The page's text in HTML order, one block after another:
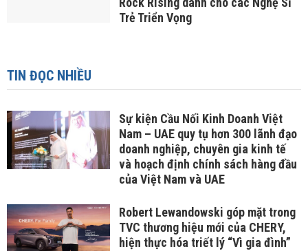
Trẻ Triển Vọng
TIN ĐỌC NHIỀU
Sự kiện Cầu Nối Kinh Doanh Việt
Nam – UAE quy tụ hơn 300 lãnh đạo
doanh nghiệp, chuyên gia kinh tế
và hoạch định chính sách hàng đầu
của Việt Nam và UAE
Robert Lewandowski góp mặt trong
TVC thương hiệu mới của CHERY,
hiện thực hóa triết lý “Vì gia đình”